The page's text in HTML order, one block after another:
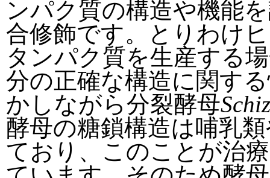
ンパク質の構造や機能
合修飾です。とりわけ
タンパク質を生産する
分の正確な構造に関す
かしながら分裂酵母
酵母の糖鎖構造は哺乳
ており、このことが治